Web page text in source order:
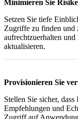
Minimieren Sie
Setzen Sie tiefe
Zugriffe zu finden und
aufrechtzuerhalten
aktualisieren.
Provisionieren Sie
Stellen Sie sicher,
Empfehlungen und
Zugriff auf